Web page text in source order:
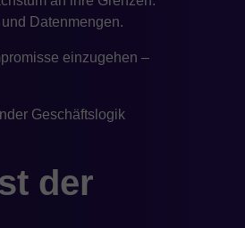
Datenmengen.
einzugehen –
Geschäftslogik
der